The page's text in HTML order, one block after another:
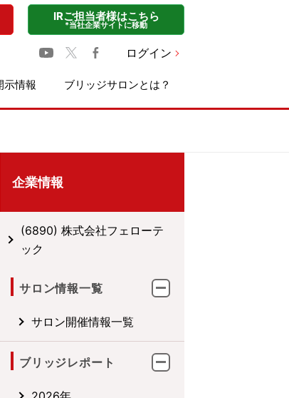
IRご担当者様はこちら
*当社企業サイトに移動
ログイン
示情報 ブリッジサロンとは？
企業情報
(6890) 株式会社フェローテ
ック
サロン情報一覧
サロン開催情報一覧
ブリッジレポート